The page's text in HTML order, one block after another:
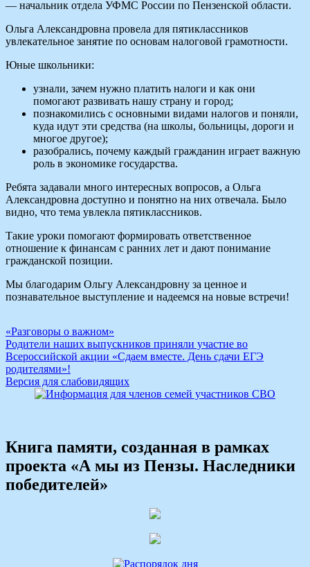
— начальник отдела УФМС России по Пензенской области.
Ольга Александровна провела для пятиклассников
увлекательное занятие по основам налоговой грамотности.
Юные школьники:
узнали, зачем нужно платить налоги и как они
помогают развивать нашу страну и город;
познакомились с основными видами налогов и поняли,
куда идут эти средства (на школы, больницы, дороги и
многое другое);
разобрались, почему каждый гражданин играет важную
роль в экономике государства.
Ребята задавали много интересных вопросов, а Ольга
Александровна доступно и понятно на них отвечала. Было
видно, что тема увлекла пятиклассников.
Такие уроки помогают формировать ответственное
отношение к финансам с ранних лет и дают понимание
гражданской позиции.
Мы благодарим Ольгу Александровну за ценное и
познавательное выступление и надеемся на новые встречи!
Навигация
по
записям
«Разговоры о важном»
Родители наших выпускников приняли участие во
Всероссийской акции «Сдаем вместе. День сдачи ЕГЭ
родителями»!
Версия для слабовидящих
Книга памяти, созданная в рамках
проекта «А мы из Пензы. Наследники
победителей»